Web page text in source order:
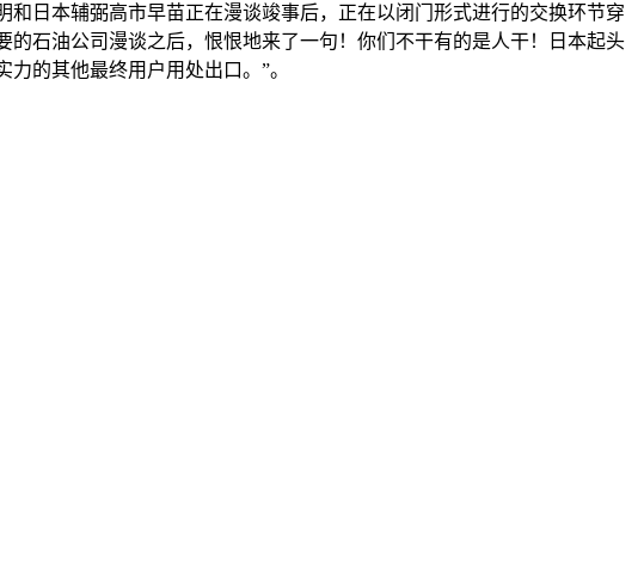
日本辅弼高市早苗正在漫谈竣事后，正在以闭门形式进行的交换环节穿
石油公司漫谈之后，恨恨地来了一句！你们不干有的是人干！日本起头
的其他最终用户用处出口。”。